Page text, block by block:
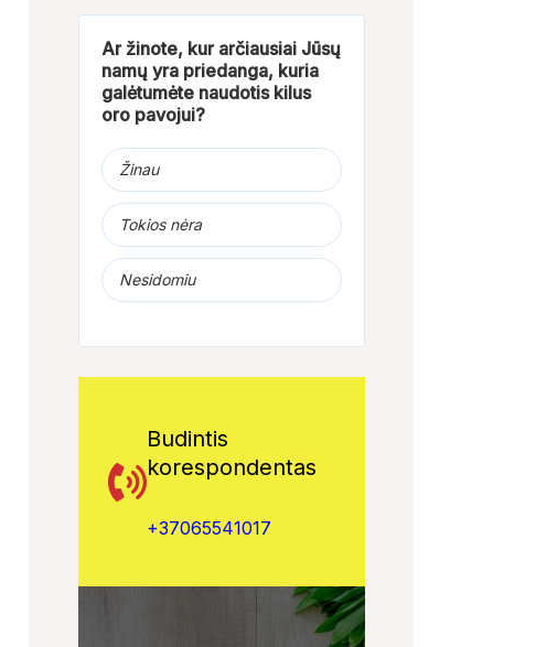
Ar žinote, kur arčiausiai Jūsų
namų yra priedanga, kuria
galėtumėte naudotis kilus
oro pavojui?
Žinau
Tokios nėra
Nesidomiu
Budintis
korespondentas
+37065541017